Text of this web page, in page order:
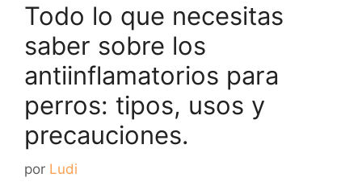
Todo lo que necesitas
saber sobre los
antiinflamatorios para
perros: tipos, usos y
precauciones.
por Ludi